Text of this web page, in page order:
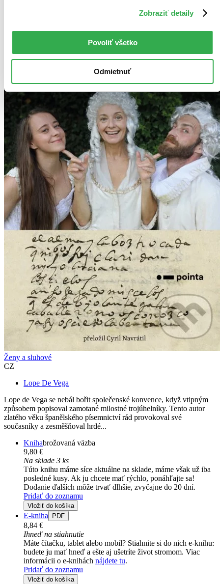
Zobraziť detaily
Povoliť všetko
Odmietnuť
Ženy a sluhové
CZ
Lope De Vega
Lope de Vega se nebál bořit společenské konvence, když vtipným
způsobem popisoval zamotané milostné trojúhelníky. Tento autor
zlatého věku španělského písemnictví rád provokoval své
současníky a zesměšňoval hrdé...
Knihabrožovaná väzba
9,80 €
Na sklade 3 ks
Túto knihu máme síce aktuálne na sklade, máme však už iba
posledné kusy. Ak ju chcete mať rýchlo, ponáhľajte sa!
Dodanie ďalších môže trvať dlhšie, zvyčajne do 20 dní.
Pridať do zoznamu
Vložiť do košíka
E-kniha PDF
8,84 €
Ihneď na stiahnutie
Máte čítačku, tablet alebo mobil? Stiahnite si do nich e-knihu:
budete ju mať hneď a ešte aj ušetríte život stromom. Viac
informácii o e-knihách nájdete tu.
Pridať do zoznamu
Vložiť do košíka